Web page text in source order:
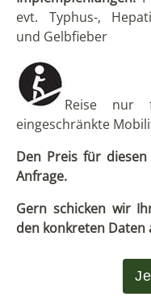
evt. Typhus-,
und Gelbfieber
Reise nur
eingeschränkte
Den Preis für
Anfrage.
Gern schicken wir
den konkreten Daten